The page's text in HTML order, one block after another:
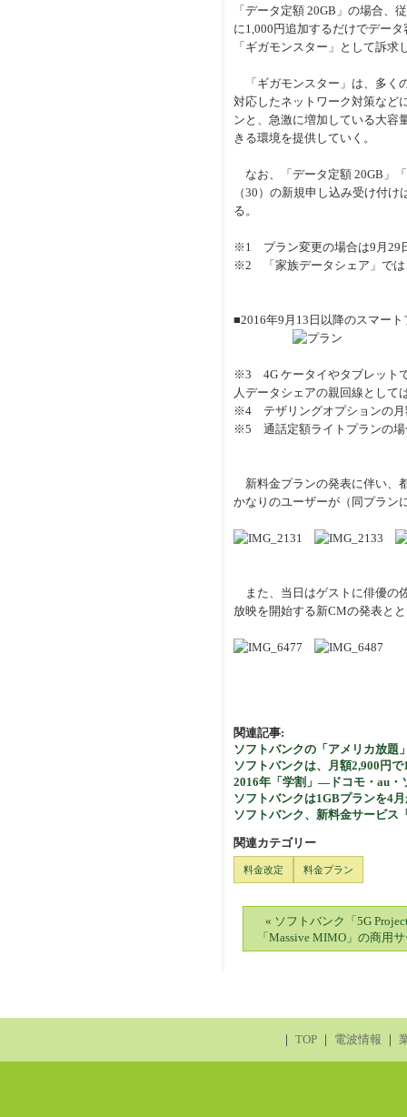
「データ定額 20GB」の場合、
に1,000円追加するだけでデー
「ギガモンスター」として訴求
「ギガモンスター」は、多く
対応したネットワーク対策など
ンと、急激に増加している大容
きる環境を提供していく。
なお、「データ定額 20GB」
（30）の新規申し込み受け付
る。
※1 プラン変更の場合は9月29
※2 「家族データシェア」では
■2016年9月13日以降のスマー
※3 4G ケータイやタブレット
人データシェアの親回線として
※4 テザリングオプションの月
※5 通話定額ライトプランの場
新料金プランの発表に伴い、
かなりのユーザーが（同プラン
また、当日はゲストに俳優の
放映を開始する新CMの発表と
関連記事:
ソフトバンクの「アメリカ放題
ソフトバンクは、月額2,900円
2016年「学割」―ドコモ・au
ソフトバンクは1GBプランを4
ソフトバンク、新料金サービス
関連カテゴリー
料金改定 料金プラン
« ソフトバンク「5G
「Massive MIMO」の商用
｜ TOP｜ 電波情報 ｜